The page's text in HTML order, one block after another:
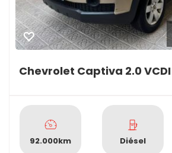
Chevrolet Captiva 2.0 VCDI
92.000km Diésel